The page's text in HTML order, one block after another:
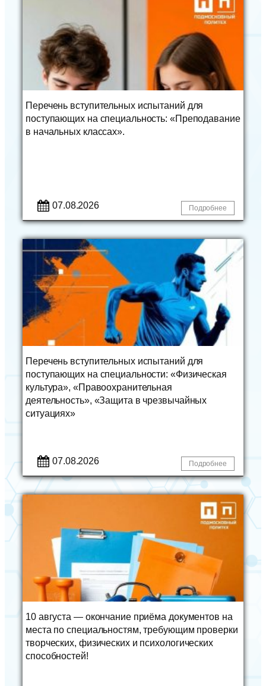
Перечень вступительных испытаний для
поступающих на специальность: «Преподавание
в начальных классах».
07.08.2026 Подробнее
Перечень вступительных испытаний для
поступающих на специальности: «Физическая
культура», «Правоохранительная
деятельность», «Защита в чрезвычайных
ситуациях»
07.08.2026 Подробнее
10 августа — окончание приёма документов на
места по специальностям, требующим проверки
творческих, физических и психологических
способностей!